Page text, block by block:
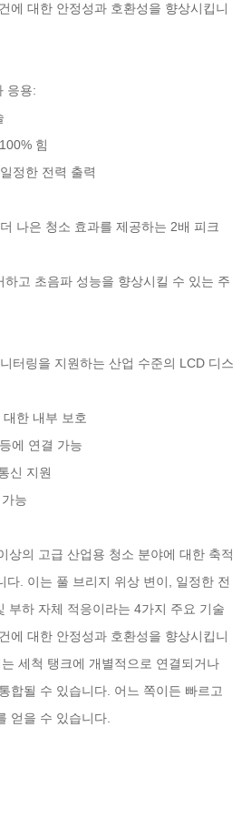
에 대한 안정성과 호환성을 향상시킵니
응용:
힘
정한 전력 출력
나은 청소 효과를 제공하는 2배 피크
고 초음파 성능을 향상시킬 수 있는 주
터링을 지원하는 산업 수준의 LCD 디스
한 내부 보호
에 연결 가능
신 지원
능
상의 고급 산업용 청소 분야에 대한 축적
다. 이는 풀 브리지 위상 변이, 일정한 전
부하 자체 적응이라는 4가지 주요 기술
에 대한 안정성과 호환성을 향상시킵니
세척 탱크에 개별적으로 연결되거나
합될 수 있습니다. 어느 쪽이든 빠르고
얻을 수 있습니다.